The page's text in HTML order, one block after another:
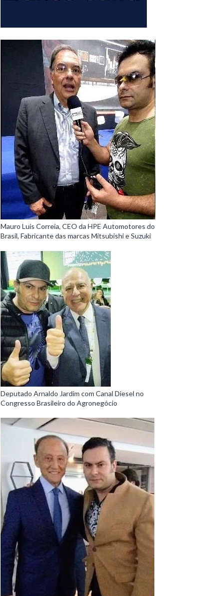
Mauro Luis Correia, CEO da HPE Automotores do
Brasil, Fabricante das marcas Mitsubishi e Suzuki
Deputado Arnaldo Jardim com Canal Diesel no
Congresso Brasileiro do Agronegócio